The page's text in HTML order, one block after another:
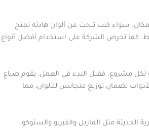
سواء كنت تبحث عن ألوان هادئة تمنح
كما تحرص الشركة على استخدام أفضل أنواع
لكل مشروع. فقبل البدء في العمل، يقوم صباغ
لضمان توزيع متجانس للألوان، مما
مثل الماربل والفيرنو والستوكو